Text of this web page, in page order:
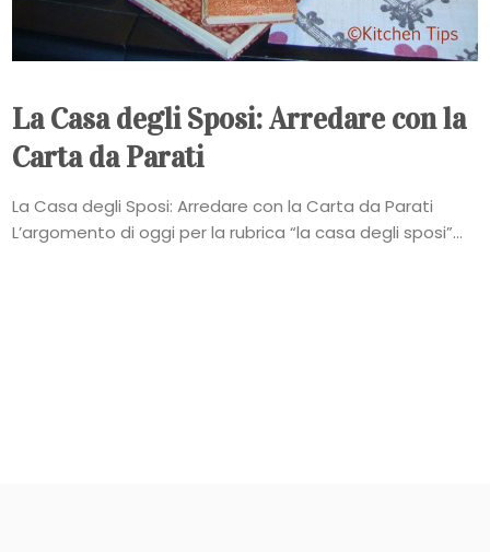
La Casa degli Sposi: Arredare con la
Carta da Parati
La Casa degli Sposi: Arredare con la Carta da Parati
L’argomento di oggi per la rubrica “la casa degli sposi”...